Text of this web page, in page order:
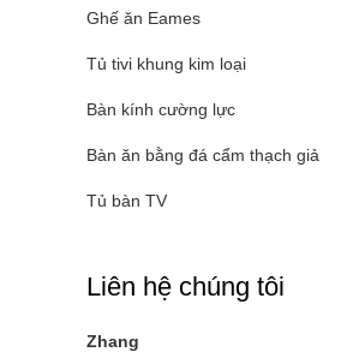
Ghế ăn Eames
Tủ tivi khung kim loại
Bàn kính cường lực
Bàn ăn bằng đá cẩm thạch giả
Tủ bàn TV
Liên hệ chúng tôi
Zhang